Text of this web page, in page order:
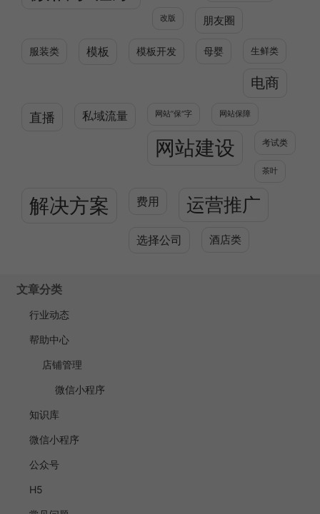
改版 朋友圈
服装类 模板 模板开发 母婴 生鲜类
电商
直播 私域流量 网站”保“字 网站保障
网站建设 考试类
茶叶
解决方案 费用 运营推广
选择公司 酒店类
文章分类
行业动态
帮助中心
店铺管理
微信小程序
知识库
微信小程序
公众号
H5